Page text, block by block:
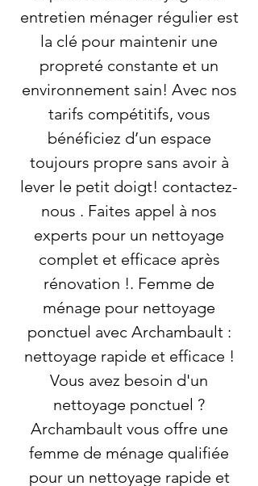
entretien ménager régulier est
la clé pour maintenir une
propreté constante et un
environnement sain! Avec nos
tarifs compétitifs, vous
bénéficiez d’un espace
toujours propre sans avoir à
lever le petit doigt! contactez-
nous . Faites appel à nos
experts pour un nettoyage
complet et efficace après
rénovation !. Femme de
ménage pour nettoyage
ponctuel avec Archambault :
nettoyage rapide et efficace !
Vous avez besoin d'un
nettoyage ponctuel ?
Archambault vous offre une
femme de ménage qualifiée
pour un nettoyage rapide et